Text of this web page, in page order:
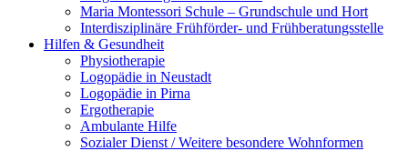
Maria Montessori Schule – Grundschule und Hort
Interdisziplinäre Frühförder- und Frühberatungsstelle
Hilfen & Gesundheit
Physiotherapie
Logopädie in Neustadt
Logopädie in Pirna
Ergotherapie
Ambulante Hilfe
Sozialer Dienst / Weitere besondere Wohnformen